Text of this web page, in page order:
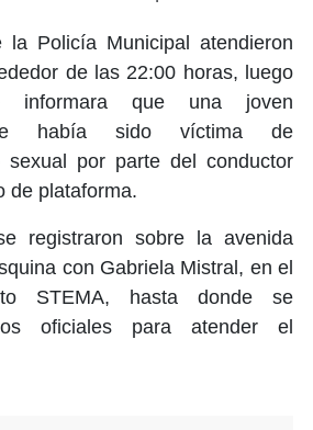
la Policía Municipal atendieron
de las 22:00 horas, luego
que una joven
había sido víctima de
sexual por parte del conductor
de plataforma.
registraron sobre la avenida
con Gabriela Mistral, en el
STEMA, hasta donde se
oficiales para atender el